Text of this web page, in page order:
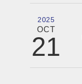
2025
OCT
21